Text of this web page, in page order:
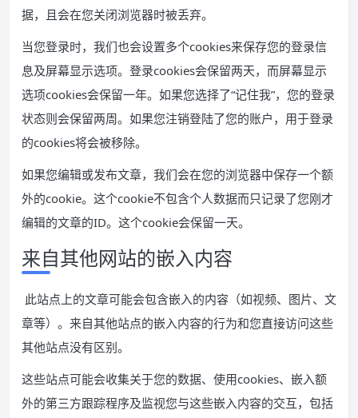
据，且会在您关闭浏览器时被丢弃。
当您登录时，我们也会设置多个cookies来保存您的登录信
息及屏幕显示选项。登录cookies会保留两天，而屏幕显示
选项cookies会保留一年。如果您选择了“记住我”，您的登录
状态则会保留两周。如果您注销登陆了您的账户，用于登录
的cookies将会被移除。
如果您编辑或发布文章，我们会在您的浏览器中保存一个额
外的cookie。这个cookie不包含个人数据而只记录了您刚才
编辑的文章的ID。这个cookie会保留一天。
来自其他网站的嵌入内容
此站点上的文章可能会包含嵌入的内容（如视频、图片、文
章等）。来自其他站点的嵌入内容的行为和您直接访问这些
其他站点没有区别。
这些站点可能会收集关于您的数据、使用cookies、嵌入额
外的第三方跟踪程序及监视您与这些嵌入内容的交互，包括